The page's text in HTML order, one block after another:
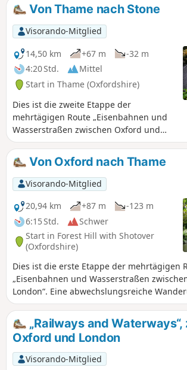
Von Thame nach Stone
Visorando-Mitglied
14,50 km
+67 m
-32 m
4:20 Std.
Mittel
Start in Thame (Oxfordshire)
Dies ist die zweite Etappe der
mehrtägigen Route „Eisenbahnen und
Wasserstraßen zwischen Oxford und
London“. Ein angenehmer Spaziergang
durch die Auen des Thame-Tals, vorbei
an Notley Abbey und durch malerische
Dörfer bis zum historischen Torhaus des
Eythrope Park, bevor es über eine
ruhige Privatstraße zum Dorf Stone
geht. Bis zum Abschluss der Arbeiten
an der HS2 endet diese Etappe in Stone,
das nur eine kurze Busfahrt von
Aylesbury entfernt liegt.
Von Oxford nach Thame
Visorando-Mitglied
20,94 km
+87 m
-123 m
6:15 Std.
Schwer
Start in Forest Hill with Shotover
(Oxfordshire)
Dies ist die erste Etappe der mehrtägigen
„Eisenbahnen und Wasserstraßen
London“. Eine abwechslungsreiche
Landschaft, die offenes Ackerland,
und einen weltberühmten Golfplatz
Zu den Höhepunkten zählen das
Gärten, der erste Blick auf den Fluss Thame
Bridge sowie die Rycote Chapel.
„Railways and
Oxford und London
Visorando-Mitglied